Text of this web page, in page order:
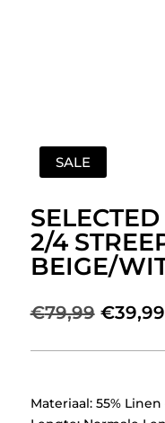
SALE
2/4
BEIGE/
€79,99
was:
€39,99
Materiaal: 55%